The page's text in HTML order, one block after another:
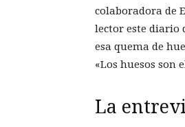
colaboradora de
lector este diario
esa quema de
«Los huesos son
La